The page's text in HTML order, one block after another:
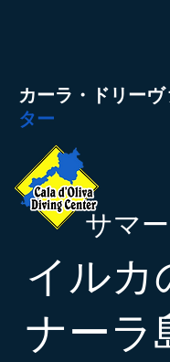
カーラ・ドリーヴ
ター
サマ
イルカ
ナーラ